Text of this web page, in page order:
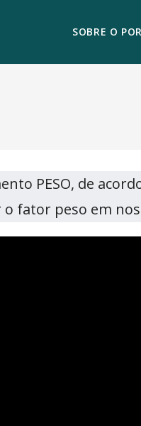
SOBRE O
PESO, de
fator peso em